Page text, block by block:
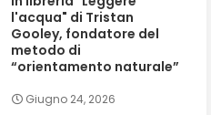
l'acqua" di Tristan
Gooley, fondatore del
metodo di
“orientamento naturale”
Giugno 24, 2026